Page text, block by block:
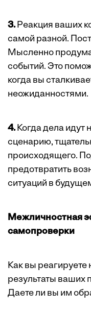
3.Реакция ваших
самой разной.
Мысленно
событий. Это
когда вы
неожиданностями.
4.Когда дела идут
сценарию,
происходящего.
предотвратить
ситуаций в
Межличностная
самопроверки
Как вы реагируете
результаты ваших
Даете ли вы им